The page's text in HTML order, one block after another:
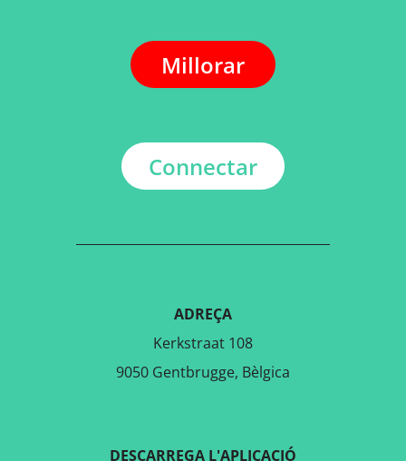
Millorar
Connectar
ADREÇA
Kerkstraat 108
9050 Gentbrugge, Bèlgica
DESCARREGA L'APLICACIÓ